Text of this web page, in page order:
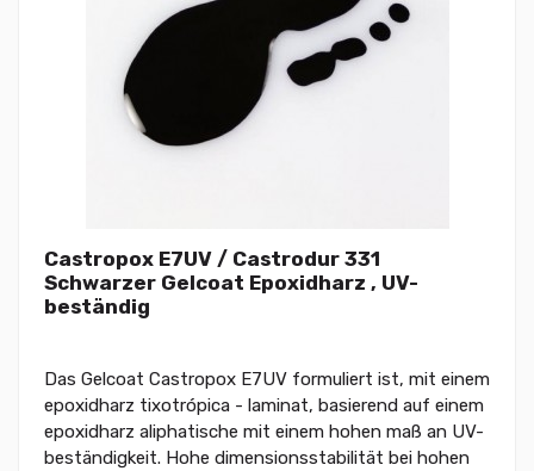
Castropox E7UV / Castrodur 331
Schwarzer Gelcoat Epoxidharz , UV-
beständig
Das Gelcoat Castropox E7UV formuliert ist, mit einem
epoxidharz tixotrópica - laminat, basierend auf einem
epoxidharz aliphatische mit einem hohen maß an UV-
beständigkeit. Hohe dimensionsstabilität bei hohen